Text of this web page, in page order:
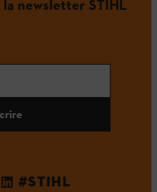
newsletter STIHL
#STIHL